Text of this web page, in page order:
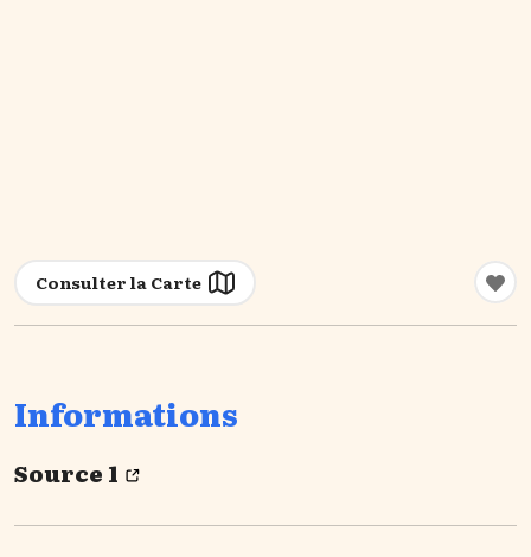
Consulter la Carte
Informations
Source 1